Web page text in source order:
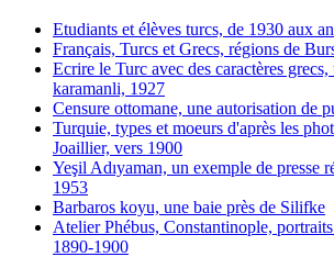
Etudiants et élèves turcs, de 1930 aux
Français, Turcs et Grecs, régions de
Ecrire le Turc avec des caractères
karamanli, 1927
Censure ottomane, une autorisation de
Turquie, types et moeurs d'après les
Joaillier, vers 1900
Yeşil Adıyaman, un exemple de presse
1953
Barbaros koyu, une baie près de Silifke
Atelier Phébus, Constantinople,
1890-1900